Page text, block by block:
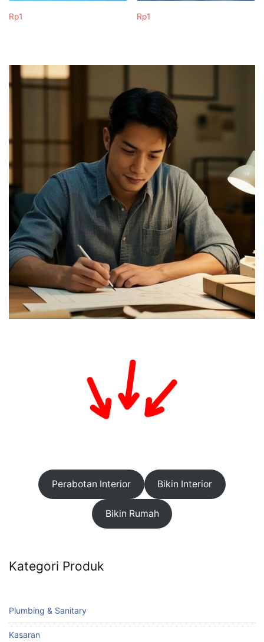
Rp1 Rp1
Perabotan Interior Bikin Interior
Bikin Rumah
Kategori Produk
Plumbing & Sanitary
Kasaran